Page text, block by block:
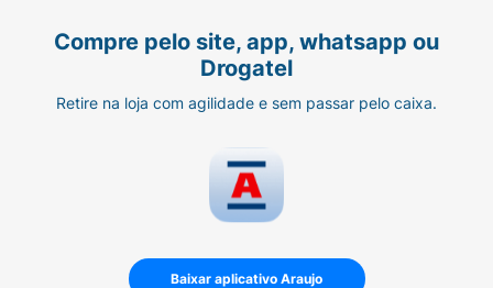
Compre pelo site, app, whatsapp ou
Drogatel
Retire na loja com agilidade e sem passar pelo caixa.
Baixar aplicativo Araujo